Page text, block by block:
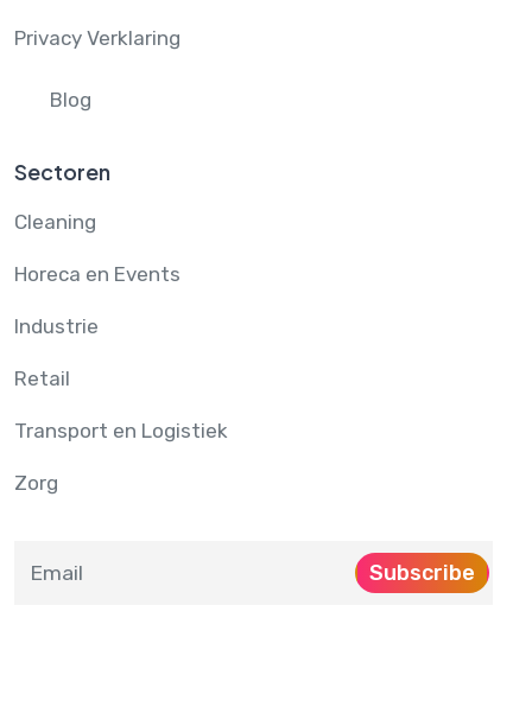
Privacy Verklaring
Blog
Sectoren
Cleaning
Horeca en Events
Industrie
Retail
Transport en Logistiek
Zorg
Subscribe